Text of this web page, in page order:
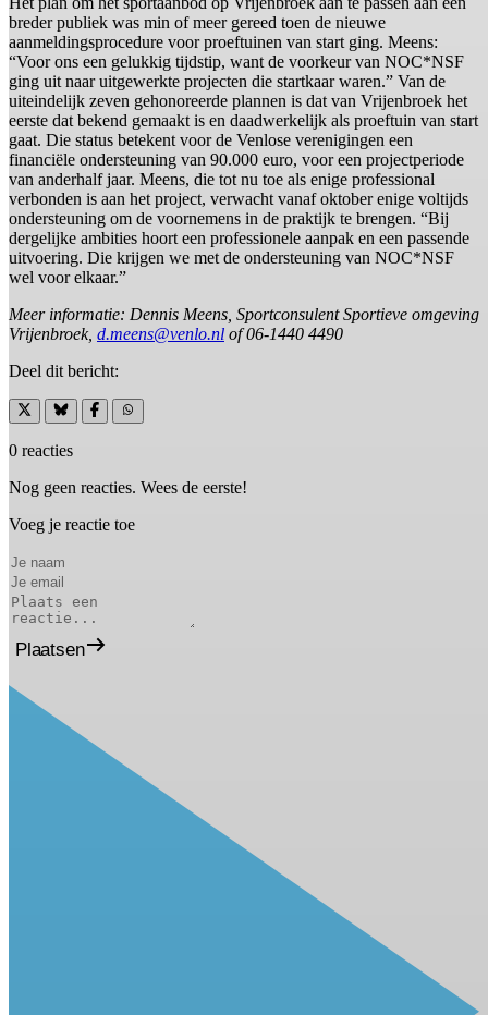
breder publiek was min of meer gereed toen de nieuwe
aanmeldingsprocedure voor proeftuinen van start ging. Meens:
“Voor ons een gelukkig tijdstip, want de voorkeur van NOC*NSF
ging uit naar uitgewerkte projecten die startkaar waren.” Van de
uiteindelijk zeven gehonoreerde plannen is dat van Vrijenbroek het
eerste dat bekend gemaakt is en daadwerkelijk als proeftuin van start
gaat. Die status betekent voor de Venlose verenigingen een
financiële ondersteuning van 90.000 euro, voor een projectperiode
van anderhalf jaar. Meens, die tot nu toe als enige professional
verbonden is aan het project, verwacht vanaf oktober enige voltijds
ondersteuning om de voornemens in de praktijk te brengen. “Bij
dergelijke ambities hoort een professionele aanpak en een passende
uitvoering. Die krijgen we met de ondersteuning van NOC*NSF
wel voor elkaar.”
Meer informatie: Dennis Meens, Sportconsulent Sportieve omgeving
Vrijenbroek, d.meens@venlo.nl of 06-1440 4490
Deel dit bericht:
0 reacties
Nog geen reacties. Wees de eerste!
Voeg je reactie toe
Plaatsen